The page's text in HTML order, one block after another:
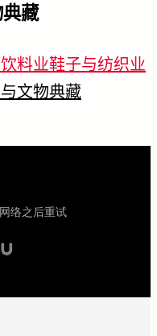
藏
料业鞋子与纺织业
文物典藏